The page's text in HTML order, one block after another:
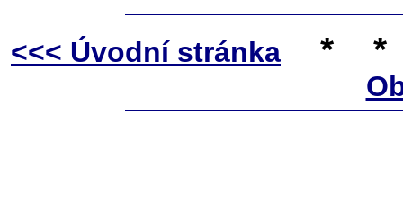
<<< Úvodní stránka * *